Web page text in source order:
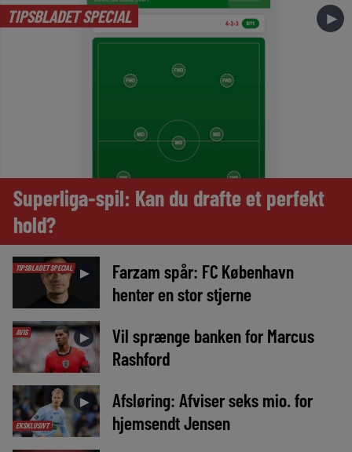
TIPSBLADET SPECIAL ►
Superliga-spil: Kan du drafte et perfekt
hold?
TIPSBLADET SPECIAL ►
Farzam spår: FC København
henter en stor stjerne
AVIS ►
Vil sprænge banken for Marcus
Rashford
EKSKLUSIVT
►
Afsløring: Afviser seks mio. for
hjemsendt Jensen